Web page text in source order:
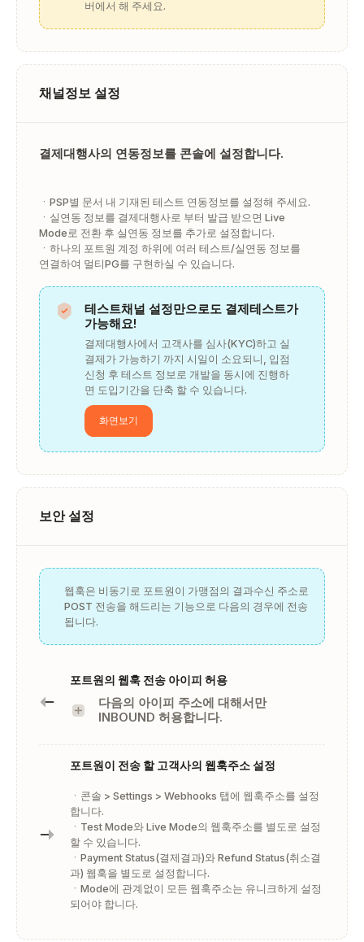
버에서 해 주세요.
채널정보 설정
결제대행사의 연동정보를 콘솔에 설정합니다.
ㆍPSP별 문서 내 기재된 테스트 연동정보를 설정해 주세요.
ㆍ실연동 정보를 결제대행사로 부터 발급 받으면 Live
Mode로 전환 후 실연동 정보를 추가로 설정합니다.
ㆍ하나의 포트원 계정 하위에 여러 테스트/실연동 정보를
연결하여 멀티PG를 구현하실 수 있습니다.
테스트채널 설정만으로도 결제테스트가
가능해요!
결제대행사에서 고객사를 심사(KYC)하고 실
결제가 가능하기 까지 시일이 소요되니, 입점
신청 후 테스트 정보로 개발을 동시에 진행하
면 도입기간을 단축 할 수 있습니다.
화면보기
보안 설정
웹훅은 비동기로 포트원이 가맹점의 결과수신 주소로
POST 전송을 해드리는 기능으로 다음의 경우에 전송
됩니다.
포트원의 웹훅 전송 아이피 허용
다음의 아이피 주소에 대해서만
INBOUND 허용합니다.
포트원이 전송 할 고객사의 웹훅주소 설정
ㆍ콘솔 > Settings > Webhooks 탭에 웹훅주소를 설정
합니다.
ㆍTest Mode와 Live Mode의 웹훅주소를 별도로 설정
할 수 있습니다.
ㆍPayment Status(결제결과)와 Refund Status(취소결
과) 웹훅을 별도로 설정합니다.
ㆍMode에 관계없이 모든 웹훅주소는 유니크하게 설정
되어야 합니다.